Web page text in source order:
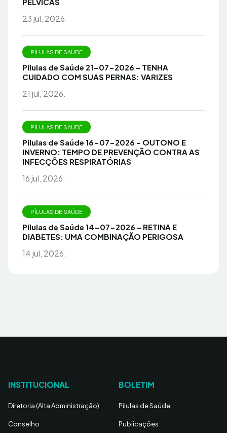
23 jul, 2026.
PÍLULAS DE SAÚDE
Pílulas de Saúde 21-07-2026 – TENHA
CUIDADO COM SUAS PERNAS: VARIZES
21 jul, 2026.
PÍLULAS DE SAÚDE
Pílulas de Saúde 16-07-2026 – OUTONO E
INVERNO: TEMPO DE PREVENÇÃO CONTRA AS
INFECÇÕES RESPIRATÓRIAS
16 jul, 2026.
PÍLULAS DE SAÚDE
Pílulas de Saúde 14-07-2026 – RETINA E
DIABETES: UMA COMBINAÇÃO PERIGOSA
14 jul, 2026.
INSTITUCIONAL
Diretoria (Alta Administração)
Conselho
BOLETIM
Pílulas de Saúde
Publicações